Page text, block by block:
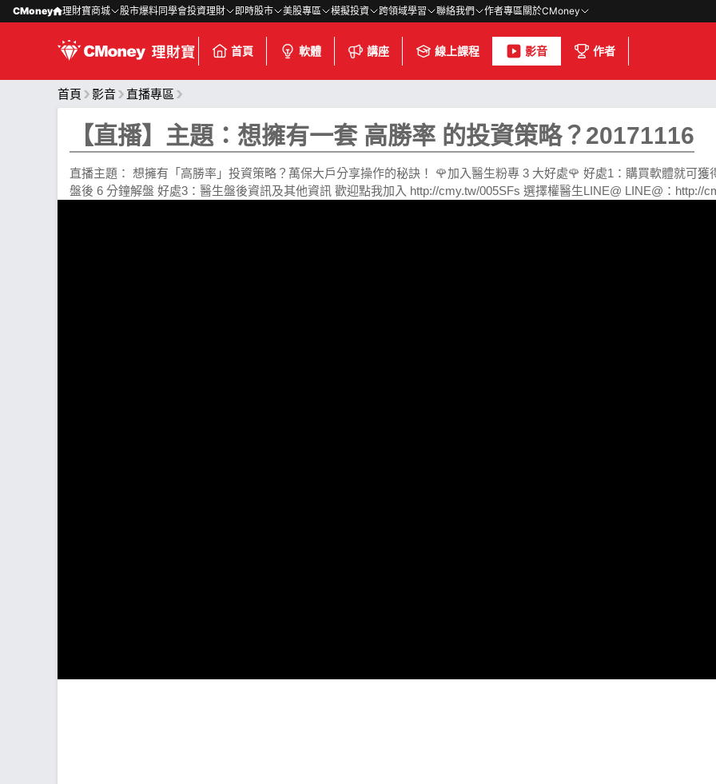
CMoney 理財寶商城 股市爆料同學會投資理財 即時股市 美股專區 模擬投資 跨領域學習 聯絡我們 作者專區關於CMoney
首頁 軟體 講座 線上課程 影音 作者
首頁 影音 直播專區
【直播】主題：想擁有一套 高勝率 的投資策略？20171116
直播主題： 想擁有「高勝率」投資策略？萬保大戶分享操作的秘訣！ 🌹加入醫生粉專 3 大好處🌹 好處1：購買軟體就可
盤後 6 分鐘解盤 好處3：醫生盤後資訊及其他資訊 歡迎點我加入 http://cmy.tw/005SFs 選擇權醫生LINE@ LINE@：http://